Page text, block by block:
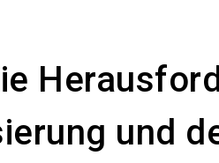
und